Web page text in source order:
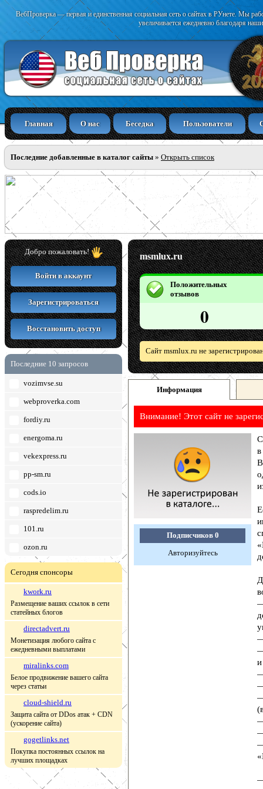
ВебПроверка — первая и единственная социальная сеть о сайтах в РУнете. Мы
увеличивается ежедневно благодаря
Главная О нас Беседка Пользователи
Последние добавленные в каталог сайты » Открыть список
Добро пожаловать!
Войти в аккаунт
Зарегистрироваться
Восстановить доступ
Последние 10 запросов
vozimvse.su
webproverka.com
fordiy.ru
energoma.ru
vekexpress.ru
pp-sm.ru
cods.io
raspredelim.ru
101.ru
ozon.ru
Сегодня спонсоры
kwork.ru
Размещение ваших ссылок в сети
статейных блогов
directadvert.ru
Монетизация любого сайта с
ежедневными выплатами
miralinks.com
Белое продвижение вашего сайта
через статьи
cloud-shield.ru
Защита сайта от DDos атак + CDN
(ускорение сайта)
gogetlinks.net
Покупка постоянных ссылок на
лучших площадках
msmlux.ru
Положительных
отзывов
0
Сайт msmlux.ru не
Информация
Внимание! Этот сайт не
Подписчиков 0
Авторизуйтесь